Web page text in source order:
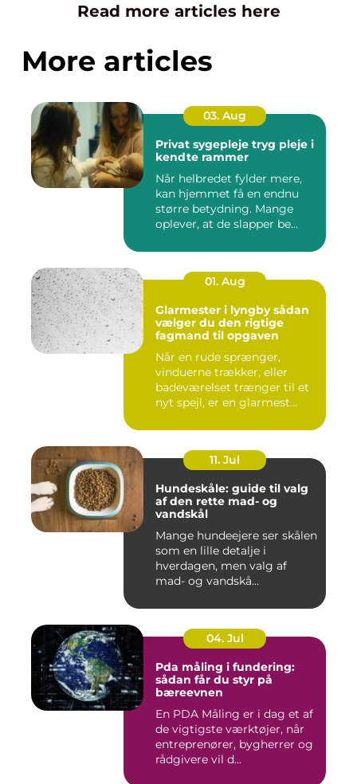
Read more articles here
More articles
03. Aug
Privat sygepleje tryg pleje i
kendte rammer
Når helbredet fylder mere,
kan hjemmet få en endnu
større betydning. Mange
oplever, at de slapper be...
01. Aug
Glarmester i lyngby sådan
vælger du den rigtige
fagmand til opgaven
Når en rude sprænger,
vinduerne trækker, eller
badeværelset trænger til et
nyt spejl, er en glarmest...
11. Jul
Hundeskåle: guide til valg
af den rette mad- og
vandskål
Mange hundeejere ser skålen
som en lille detalje i
hverdagen, men valg af
mad- og vandskå...
04. Jul
Pda måling i fundering:
sådan får du styr på
bæreevnen
En PDA Måling er i dag et af
de vigtigste værktøjer, når
entreprenører, bygherrer og
rådgivere vil d...